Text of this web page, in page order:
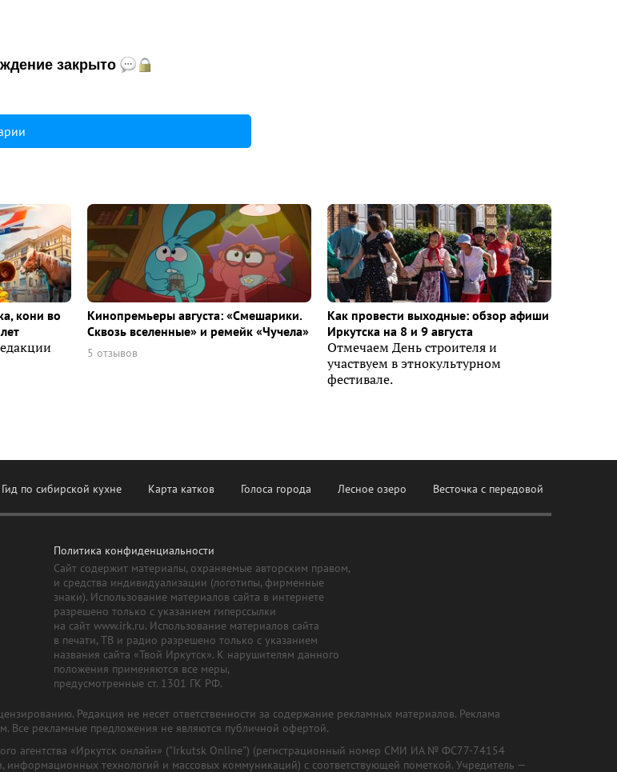
закрыто
кони во
Кинопремьеры августа: «Смешарики.
Сквозь вселенные» и ремейк «Чучела»
5 отзывов
Как провести выходные: обзор афиши
Иркутска на 8 и 9 августа
Отмечаем День строителя и
участвуем в этнокультурном
фестивале.
Гид по сибирской кухне Карта катков Голоса города Лесное озеро Весточка с передовой
Политика конфиденциальности
Сайт содержит материалы, охраняемые авторским правом,
и средства индивидуализации (логотипы, фирменные
знаки). Использование материалов сайта в интернете
разрешено только с указанием гиперссылки
на сайт www.irk.ru. Использование материалов сайта
в печати, ТВ и радио разрешено только с указанием
названия сайта «Твой Иркутск». К нарушителям данного
положения применяются все меры,
предусмотренные ст. 1301 ГК РФ.
Редакция не несет ответственности за содержание рекламных материалов. Реклама
Все рекламные предложения не являются публичной офертой.
агентства «Иркутск онлайн» ("Irkutsk Online") (регистрационный номер СМИ ИА № ФС77-74154
технологий и массовых коммуникаций) с соответствующей пометкой. Учредитель —